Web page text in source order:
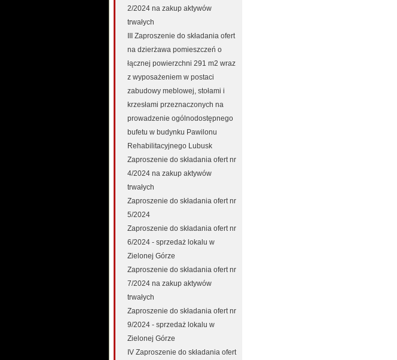
2/2024 na zakup aktywów
trwałych
III Zaproszenie do składania ofert
na dzierżawa pomieszczeń o
łącznej powierzchni 291 m2 wraz
z wyposażeniem w postaci
zabudowy meblowej, stołami i
krzesłami przeznaczonych na
prowadzenie ogólnodostępnego
bufetu w budynku Pawilonu
Rehabilitacyjnego Lubusk
Zaproszenie do składania ofert nr
4/2024 na zakup aktywów
trwałych
Zaproszenie do składania ofert nr
5/2024
Zaproszenie do składania ofert nr
6/2024 - sprzedaż lokalu w
Zielonej Górze
Zaproszenie do składania ofert nr
7/2024 na zakup aktywów
trwałych
Zaproszenie do składania ofert nr
9/2024 - sprzedaż lokalu w
Zielonej Górze
IV Zaproszenie do składania ofert